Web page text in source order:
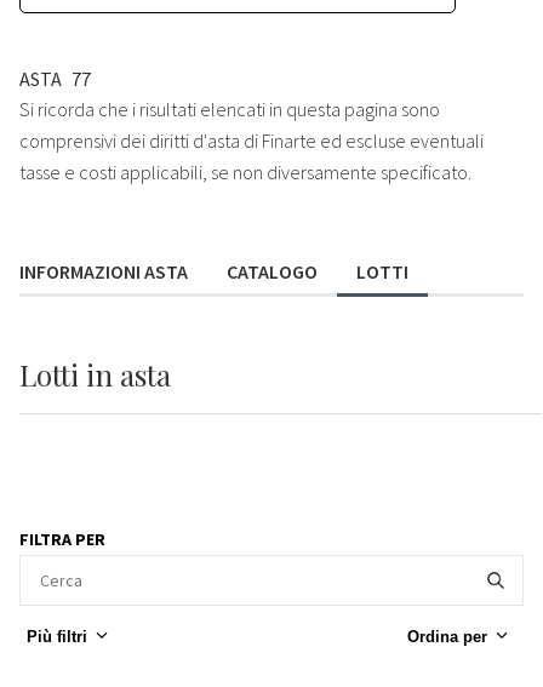
ASTA 77
Si ricorda che i risultati elencati in questa pagina sono
comprensivi dei diritti d'asta di Finarte ed escluse eventuali
tasse e costi applicabili, se non diversamente specificato.
INFORMAZIONI ASTA CATALOGO LOTTI
Lotti in asta
FILTRA PER
Più filtri Ordina per